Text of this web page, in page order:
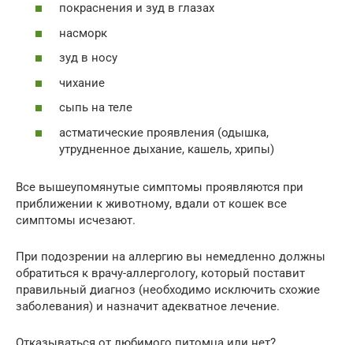
покраснения и зуд в глазах
насморк
зуд в носу
чихание
сыпь на теле
астматические проявления (одышка,
утрудненное дыхание, кашель, хрипы)
Все вышеупомянутые симптомы проявляются при
приближении к животному, вдали от кошек все
симптомы исчезают.
При подозрении на аллергию вы немедленно должны
обратиться к врачу-аллергологу, который поставит
правильный диагноз (необходимо исключить схожие
заболевания) и назначит адекватное лечение.